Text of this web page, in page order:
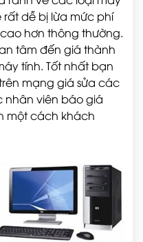
rất dễ bị lừa mức phí
hơn thông thường.
tâm đến giá thành
tính. Tốt nhất bạn
mạng giá sửa các
nhân viên báo giá
một cách khách